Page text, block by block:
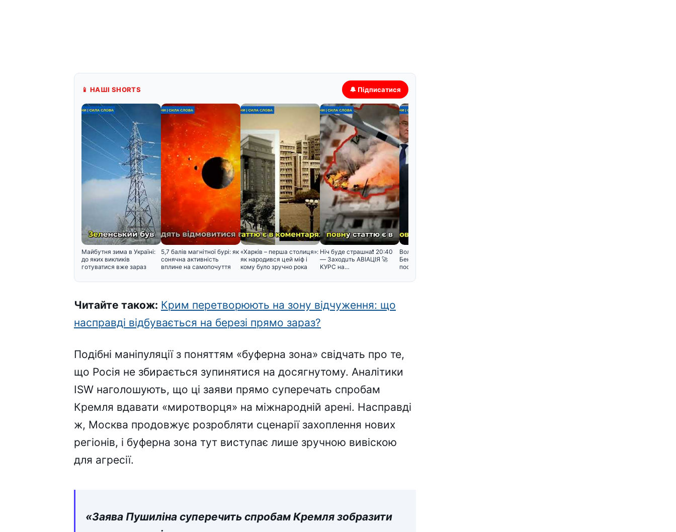
📱 НАШІ SHORTS 🔔 Підписатися
Майбутня зима в Україні:
до яких викликів
готуватися вже зараз
5,7 балів магнітної бурі: як
сонячна активність
вплине на самопочуття
«Харків – перша столиця»:
як народився цей міф і
кому було зручно рока
Hiч бyдe cтpaшнa❗️ 20:40
— Зaxoдuть ABIAЦIЯ 🚀
KУPC нa…
Володимир Зеленський та
Беньямін Нетаньягу
посварилися під час
Читайте також: Крим перетворюють на зону відчуження: що
насправді відбувається на березі прямо зараз?
Подібні маніпуляції з поняттям «буферна зона» свідчать про те,
що Росія не збирається зупинятися на досягнутому. Аналітики
ISW наголошують, що ці заяви прямо суперечать спробам
Кремля вдавати «миротворця» на міжнародній арені. Насправді
ж, Москва продовжує розробляти сценарії захоплення нових
регіонів, і буферна зона тут виступає лише зручною вивіскою
для агресії.
«Заява Пушиліна суперечить спробам Кремля зобразити